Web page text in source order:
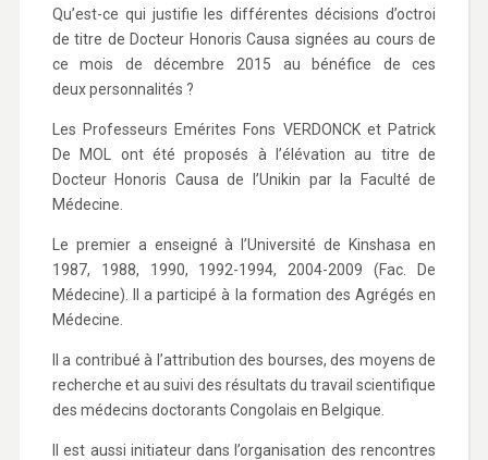
Qu’est-ce qui justifie les différentes décisions d’octroi
de titre de Docteur Honoris Causa signées au cours de
ce mois de décembre 2015 au bénéfice de ces
deux personnalités ?
Les Professeurs Emérites Fons VERDONCK et Patrick
De MOL ont été proposés à l’élévation au titre de
Docteur Honoris Causa de l’Unikin par la Faculté de
Médecine.
Le premier a enseigné à l’Université de Kinshasa en
1987, 1988, 1990, 1992-1994, 2004-2009 (Fac. De
Médecine). Il a participé à la formation des Agrégés en
Médecine.
Il a contribué à l’attribution des bourses, des moyens de
recherche et au suivi des résultats du travail scientifique
des médecins doctorants Congolais en Belgique.
Il est aussi initiateur dans l’organisation des rencontres